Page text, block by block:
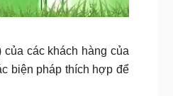
các khách hàng của
biện pháp thích hợp để